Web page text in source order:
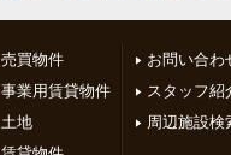
売買物件
事業用賃貸物件
土地
お問い合わ
スタッフ紹
周辺施設検